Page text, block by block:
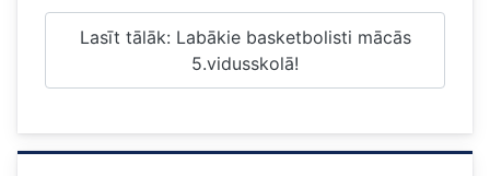
Lasīt tālāk: Labākie basketbolisti mācās
5.vidusskolā!